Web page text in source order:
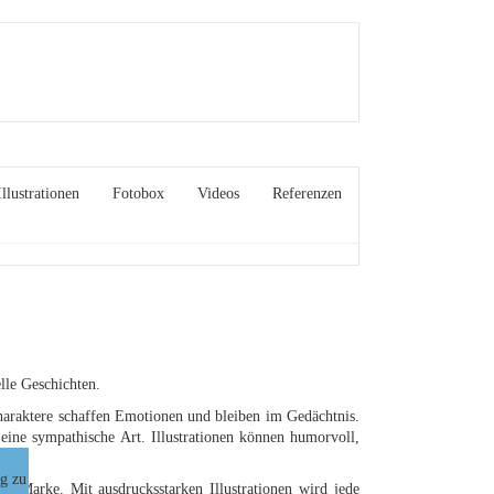
Fotobox Videos Referenzen
Geschichten.
schaffen Emotionen und bleiben im Gedächtnis.
sympathische Art. Illustrationen können humorvoll,
Marke. Mit ausdrucksstarken Illustrationen wird jede
zu